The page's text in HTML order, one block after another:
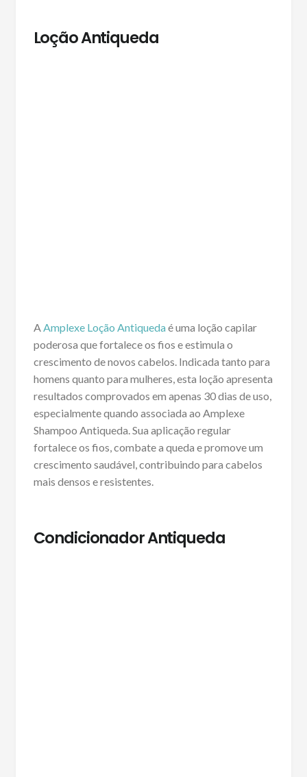
Loção Antiqueda
AAmplexe Loção Antiquedaé uma loção capilar
poderosa que fortalece os fios e estimula o
crescimento de novos cabelos. Indicada tanto para
homens quanto para mulheres, esta loção apresenta
resultados comprovados em apenas 30 dias de uso,
especialmente quando associada ao Amplexe
Shampoo Antiqueda. Sua aplicação regular
fortalece os fios, combate a queda e promove um
crescimento saudável, contribuindo para cabelos
mais densos e resistentes.
Condicionador Antiqueda